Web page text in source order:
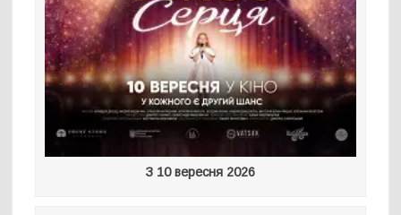
З 10 вересня 2026